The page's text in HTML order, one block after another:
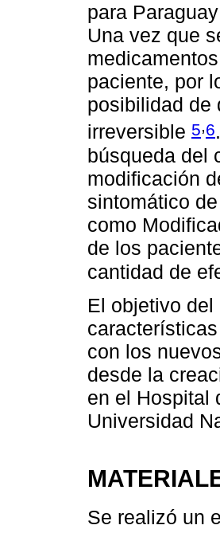
para
Una vez que
paciente, por
posibilidad de
irreversible 5,6
búsqueda del
modificación
sintomático
como
de los
cantidad de
El objetivo
con los
desde la
en el Hospital
Universidad
Se realizó un